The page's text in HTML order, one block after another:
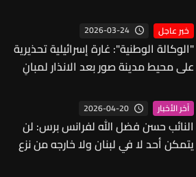
بمضيق هرمز
خبر عاجل 2026-03-24
"الوكالة الوطنية": غارة إسرائيلية تحذيرية
على محيط مدينة صور بعد الانذار لمبانٍ
آخر الأخبار 2026-04-20
النائب حسن فضل الله لفرانس برس: لن
يتمكن أحد لا في لبنان ولا خارجه من نزع